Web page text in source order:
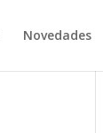
Novedades